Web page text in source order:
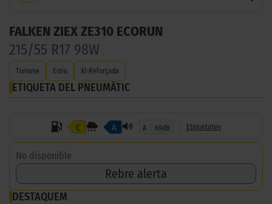
FALKEN ZIEX ZE310 ECORUN
215/55 R17 98W
Turisme Estiu Xl-Reforçada
ETIQUETA DEL PNEUMÀTIC
C A A 69dB Etiquetatge
No disponible
Rebre alerta
DESTAQUEM